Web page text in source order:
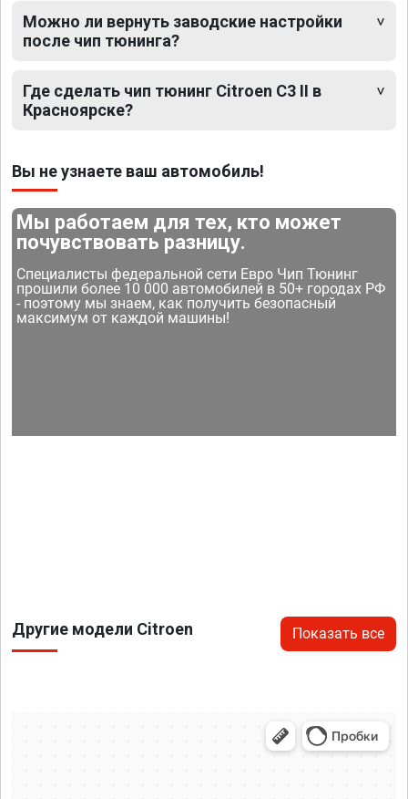
Можно ли вернуть заводские настройки
после чип тюнинга?
Где сделать чип тюнинг Citroen C3 II в
Красноярске?
Вы не узнаете ваш автомобиль!
Мы работаем для тех, кто может
почувствовать разницу.
Специалисты федеральной сети Евро Чип Тюнинг
прошили более 10 000 автомобилей в 50+ городах РФ
- поэтому мы знаем, как получить безопасный
максимум от каждой машины!
Другие модели Citroen Показать все